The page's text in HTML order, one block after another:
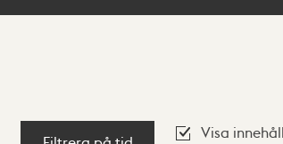
Visa